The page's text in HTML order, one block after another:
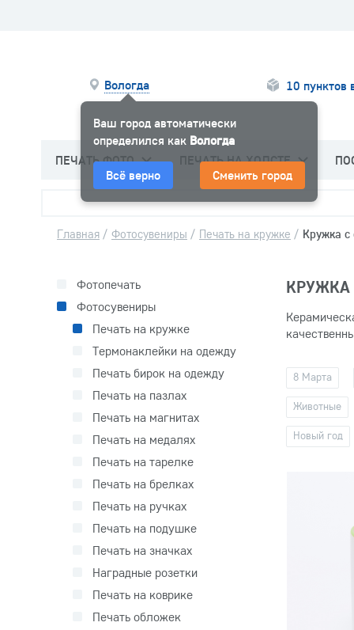
Вологда
Ваш город автоматически
определился как Вологда
Всё верно Сменить город
10 пунктов
ПЕЧАТЬ ФОТО ПЕЧАТЬ НА ХОЛСТЕ
Главная / Фотосувениры / Печать на кружке / Кружка с
Фотопечать
Фотосувениры
Печать на кружке
Термонаклейки на одежду
Печать бирок на одежду
Печать на пазлах
Печать на магнитах
Печать на медалях
Печать на тарелке
Печать на брелках
Печать на ручках
Печать на подушке
Печать на значках
Наградные розетки
Печать на коврике
Печать обложек
КРУЖКА
8 Марта
Животные
Новый год